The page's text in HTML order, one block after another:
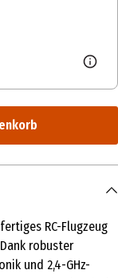
RC-Flugzeug
robuster
und 2,4-GHz-